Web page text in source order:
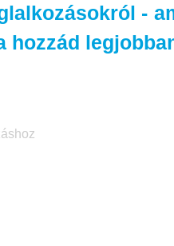
-
hozzád